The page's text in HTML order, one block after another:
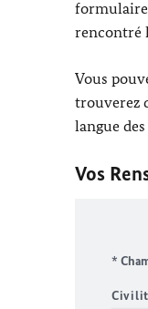
formulaire
rencontré
Vous
trouverez
langue
Vos
*